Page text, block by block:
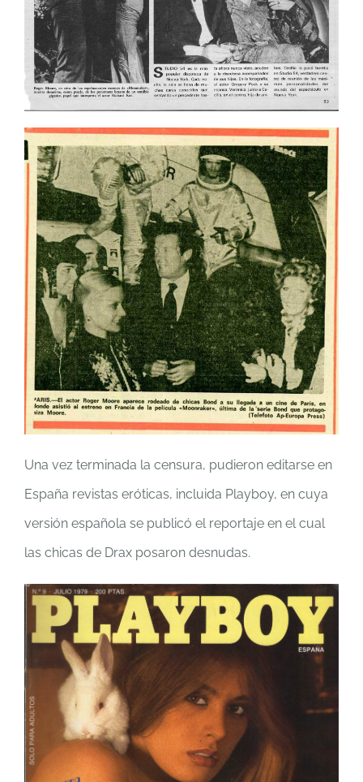
Una vez terminada la censura, pudieron editarse en
España revistas eróticas, incluida Playboy, en cuya
versión española se publicó el reportaje en el cual
las chicas de Drax posaron desnudas.